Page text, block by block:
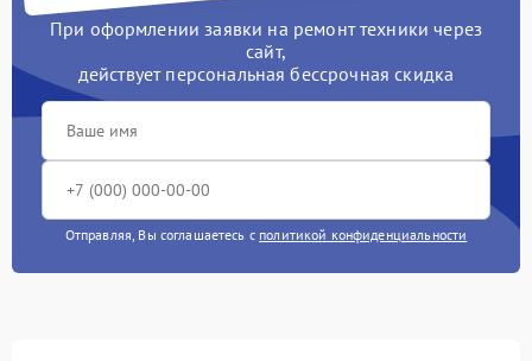
При оформлении заявки на ремонт техники через
сайт,
действует персональная бессрочная скидка
Отправляя, Вы соглашаетесь с политикой конфиденциальности